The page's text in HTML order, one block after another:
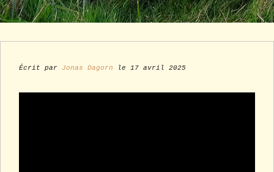
Écrit par Jonas Dagorn le 17 avril 2025